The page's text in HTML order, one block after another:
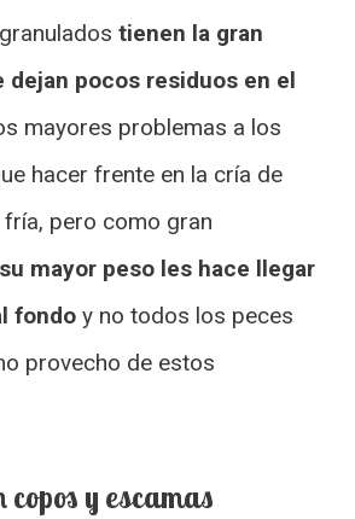
tienen la gran
dejan pocos residuos en el
mayores problemas a los
hacer frente en la cría de
pero como gran
su mayor peso les hace llegar
fondo y no todos los peces
provecho de estos
y escamas